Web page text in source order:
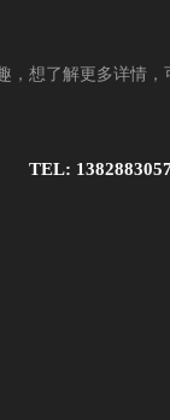
，想了解更多详情，
TEL: